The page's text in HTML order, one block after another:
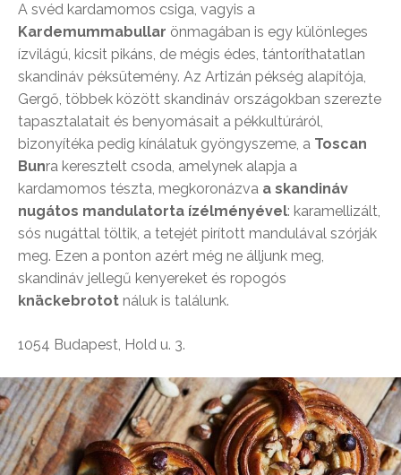
A svéd kardamomos csiga, vagyis a
Kardemummabullar önmagában is egy különleges
ízvilágú, kicsit pikáns, de mégis édes, tántoríthatatlan
skandináv péksütemény. Az Artizán pékség alapítója,
Gergő, többek között skandináv országokban szerezte
tapasztalatait és benyomásait a pékkultúráról,
bizonyítéka pedig kínálatuk gyöngyszeme, a Toscan
Bunra keresztelt csoda, amelynek alapja a
kardamomos tészta, megkoronázva a skandináv
nugátos mandulatorta ízélményével: karamellizált,
sós nugáttal töltik, a tetejét pirított mandulával szórják
meg. Ezen a ponton azért még ne álljunk meg,
skandináv jellegű kenyereket és ropogós
knäckebrotot náluk is találunk.
1054 Budapest, Hold u. 3.